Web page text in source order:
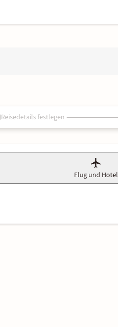
Reisedetails festlegen
Flug und Hotel